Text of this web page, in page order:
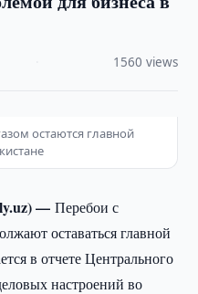
1560 views
остаются главной
—Перебои с
оставаться главной
в отчете Центрального
настроений во